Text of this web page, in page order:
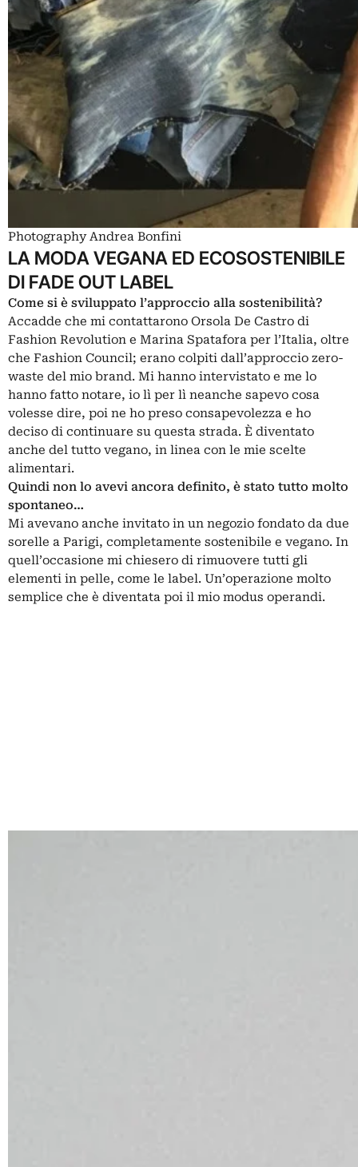
Photography Andrea Bonfini
LA MODA VEGANA ED ECOSOSTENIBILE
DI FADE OUT LABEL
Come si è sviluppato l’approccio alla sostenibilità?
Accadde che mi contattarono Orsola De Castro di
Fashion Revolution e Marina Spatafora per l’Italia, oltre
che Fashion Council; erano colpiti dall’approccio zero-
waste del mio brand. Mi hanno intervistato e me lo
hanno fatto notare, io lì per lì neanche sapevo cosa
volesse dire, poi ne ho preso consapevolezza e ho
deciso di continuare su questa strada. È diventato
anche del tutto vegano, in linea con le mie scelte
alimentari.
Quindi non lo avevi ancora definito, è stato tutto molto
spontaneo…
Mi avevano anche invitato in un negozio fondato da due
sorelle a Parigi, completamente sostenibile e vegano. In
quell’occasione mi chiesero di rimuovere tutti gli
elementi in pelle, come le label. Un’operazione molto
semplice che è diventata poi il mio modus operandi.